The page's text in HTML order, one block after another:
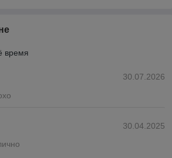
время
30.07.2026
30.04.2025